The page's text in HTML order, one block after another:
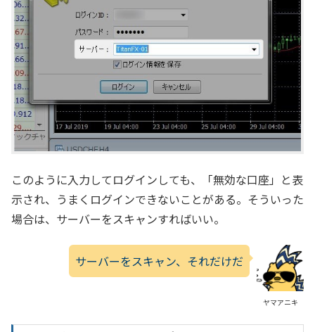
このように入力してログインしても、「無効な口座」と表
示され、うまくログインできないことがある。そういった
場合は、サーバーをスキャンすればいい。
ヤマアニキ
サーバーをスキャン、それだけだ